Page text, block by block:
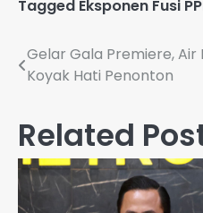
Tagged Eksponen Fusi
Navigasi
pos
Gelar Gala Premiere, Air
Koyak Hati Penonton
Related